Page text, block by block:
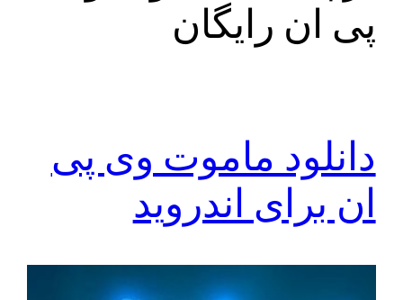
پی ان رایگان
دانلود ماموت وی پی
ان برای اندروید